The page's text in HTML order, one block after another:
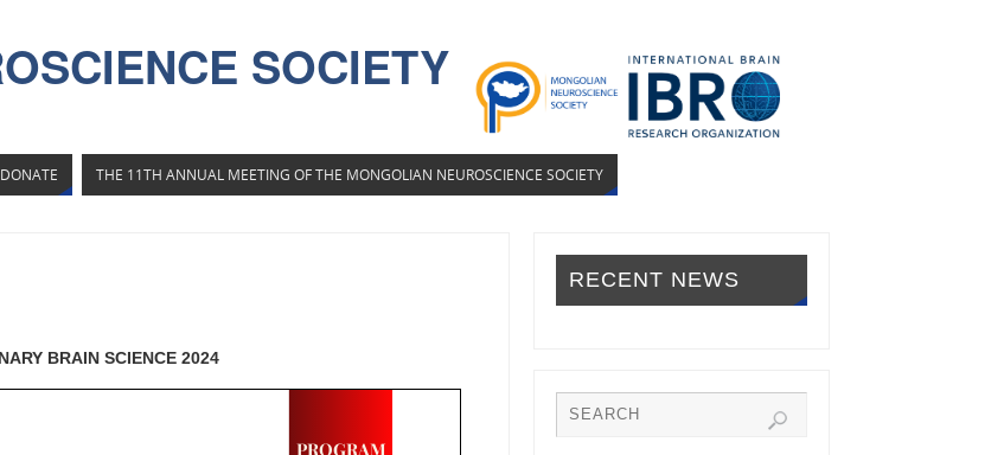
SOCIETY
DONATE THE 11TH ANNUAL MEETING OF THE MONGOLIAN NEUROSCIENCE SOCIETY
BRAIN SCIENCE 2024
RECENT NEWS